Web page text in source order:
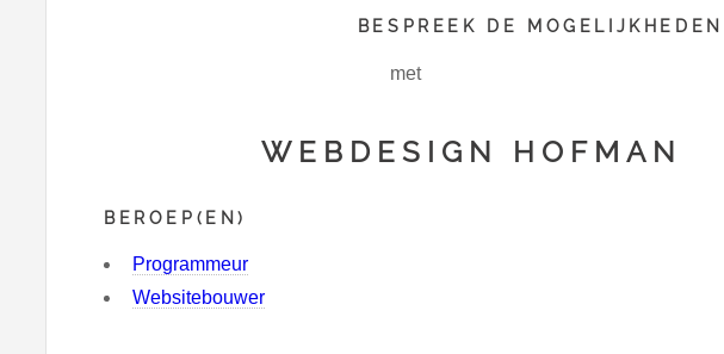
BESPREEK DE MOGELIJKHEDEN
met
WEBDESIGN HOFMAN
BEROEP(EN)
Programmeur
Websitebouwer